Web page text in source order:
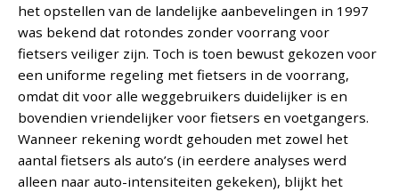
het opstellen van de landelijke aanbevelingen in 1997
was bekend dat rotondes zonder voorrang voor
fietsers veiliger zijn. Toch is toen bewust gekozen voor
een uniforme regeling met fietsers in de voorrang,
omdat dit voor alle weggebruikers duidelijker is en
bovendien vriendelijker voor fietsers en voetgangers.
Wanneer rekening wordt gehouden met zowel het
aantal fietsers als auto’s (in eerdere analyses werd
alleen naar auto-intensiteiten gekeken), blijkt het